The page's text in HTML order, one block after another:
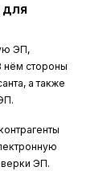
ЭП,
нём стороны
а также
ЭП.